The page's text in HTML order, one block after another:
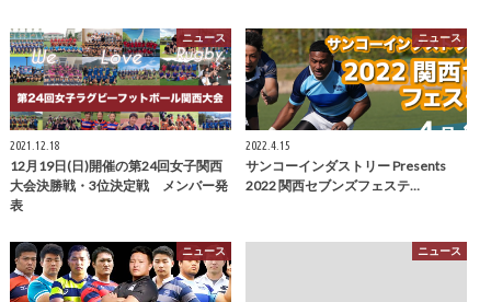
ニュース
2021.12.18
12月19日(日)開催の第24回女子関西
大会決勝戦・3位決定戦 メンバー発
表
ニュース
2022.4.15
サンコーインダストリー Presents
2022 関西セブンズフェステ…
ニュース ニュース